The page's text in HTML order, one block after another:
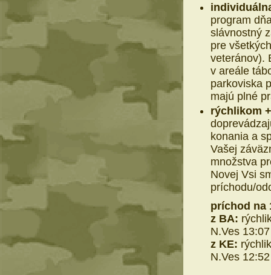
program
slávnostný
pre
veteránov).
v areále
parkoviska
majú plné
rýchlikom
konania a
Vašej
množstva
Novej Vsi
príchodu/
príchod na
z BA:
N.Ves
z KE:
N.Ves